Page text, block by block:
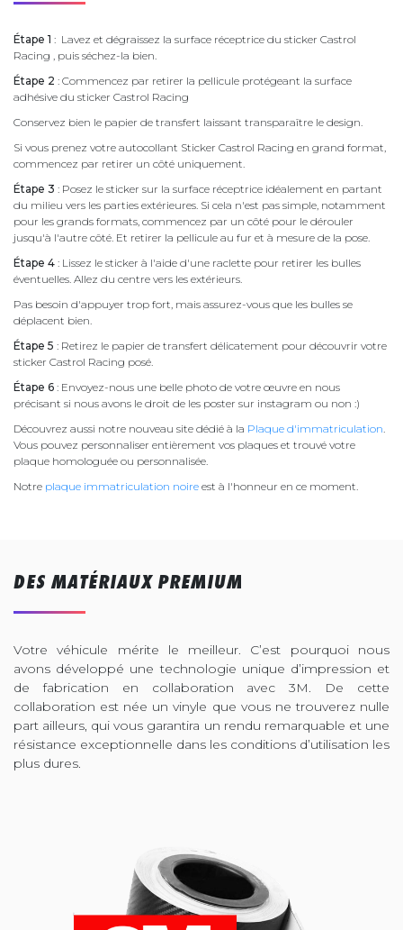
Étape 1 : Lavez et dégraissez la surface réceptrice du sticker Castrol
Racing , puis séchez-la bien.
Étape 2 : Commencez par retirer la pellicule protégeant la surface
adhésive du sticker Castrol Racing
Conservez bien le papier de transfert laissant transparaître le design.
Si vous prenez votre autocollant Sticker Castrol Racing en grand format,
commencez par retirer un côté uniquement.
Étape 3 : Posez le sticker sur la surface réceptrice idéalement en partant
du milieu vers les parties extérieures. Si cela n'est pas simple, notamment
pour les grands formats, commencez par un côté pour le dérouler
jusqu'à l'autre côté. Et retirer la pellicule au fur et à mesure de la pose.
Étape 4 : Lissez le sticker à l'aide d'une raclette pour retirer les bulles
éventuelles. Allez du centre vers les extérieurs.
Pas besoin d'appuyer trop fort, mais assurez-vous que les bulles se
déplacent bien.
Étape 5 : Retirez le papier de transfert délicatement pour découvrir votre
sticker Castrol Racing posé.
Étape 6 : Envoyez-nous une belle photo de votre œuvre en nous
précisant si nous avons le droit de les poster sur instagram ou non :)
Découvrez aussi notre nouveau site dédié à la Plaque d'immatriculation.
Vous pouvez personnaliser entièrement vos plaques et trouvé votre
plaque homologuée ou personnalisée.
Notre plaque immatriculation noire est à l'honneur en ce moment.
DES MATÉRIAUX PREMIUM
Votre véhicule mérite le meilleur. C’est pourquoi nous
avons développé une technologie unique d’impression et
de fabrication en collaboration avec 3M. De cette
collaboration est née un vinyle que vous ne trouverez nulle
part ailleurs, qui vous garantira un rendu remarquable et une
résistance exceptionnelle dans les conditions d’utilisation les
plus dures.